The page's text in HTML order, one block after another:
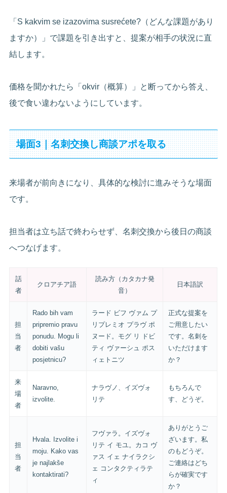
「S kakvim se izazovima susrećete?（どんな課題があり
ますか）」で課題を引き出すと、提案が相手の状況に直
結します。
価格を聞かれたら「okvir（概算）」と断ってから答え、
後で食い違わないようにしています。
場面3｜名刺交換し商談アポを取る
来場者が前向きになり、具体的な検討に進みそうな場面
です。
担当者は立ち話で終わらせず、名刺交換から後日の商談
へつなげます。
話
者
クロアチア語
読み方（カタカナ発
音）
日本語訳
担
当
者
Rado bih vam
pripremio pravu
ponudu. Mogu li
dobiti vašu
posjetnicu?
ラード ビフ ヴァム プ
リプレミオ プラヴ ポ
ヌード。モグ リ ドビ
ティ ヴァーシュ ポス
ィェトニツ
正式な提案を
ご用意したい
です。名刺を
いただけます
か？
来
場
者
Naravno,
izvolite.
ナラヴノ、イズヴォ
リテ
もちろんで
す、どうぞ。
担
当
者
Hvala. Izvolite i
moju. Kako vas
je najlakše
kontaktirati?
フヴァラ。イズヴォ
リテ イ モユ。カコ ヴ
ァス イェ ナイラクシ
ェ コンタクティラテ
ィ
ありがとうご
ざいます。私
のもどうぞ。
ご連絡はどち
らが確実です
か？